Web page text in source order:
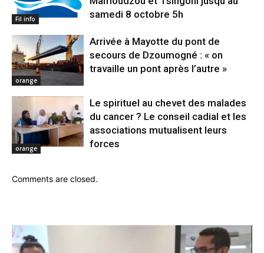
Fil info
samedi 8 octobre 5h
orange
Arrivée à Mayotte du pont de
secours de Dzoumogné : « on
travaille un pont après l’autre »
orange
Le spirituel au chevet des malades
du cancer ? Le conseil cadial et les
associations mutualisent leurs
forces
Comments are closed.